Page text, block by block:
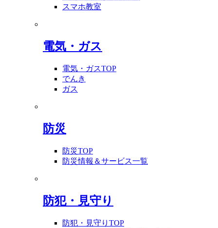
スマホ教室
電気・ガス
電気・ガスTOP
でんき
ガス
防災
防災TOP
防災情報＆サービス一覧
防犯・見守り
防犯・見守りTOP